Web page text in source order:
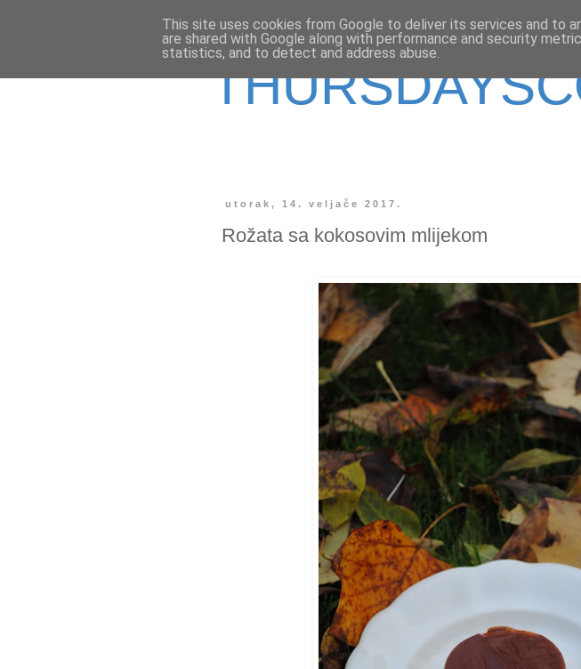
utorak, 14. veljače 2017.
Rožata sa kokosovim mlijekom
This site uses cookies from Google to deliver its services and to
are shared with Google along with performance and security
statistics, and to detect and address abuse.